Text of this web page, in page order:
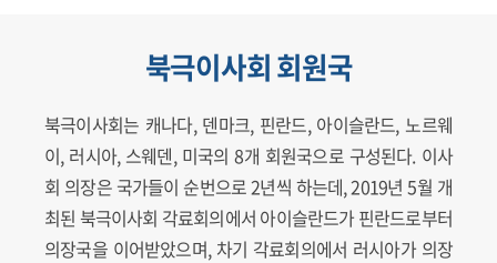
북극이사회 회원국
북극이사회는 캐나다, 덴마크, 핀란드, 아이슬란드, 노르웨
이, 러시아, 스웨덴, 미국의 8개 회원국으로 구성된다. 이사
회 의장은 국가들이 순번으로 2년씩 하는데, 2019년 5월 개
최된 북극이사회 각료회의에서 아이슬란드가 핀란드로부터
의장국을 이어받았으며, 차기 각료회의에서 러시아가 의장